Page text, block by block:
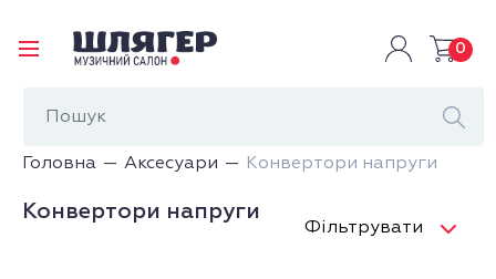
0
Головна Аксесуари Конвертори напруги
Конвертори напруги
Фільтрувати